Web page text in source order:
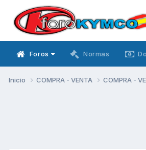
Foros Normas
Inicio COMPRA - VENTA COMPRA -